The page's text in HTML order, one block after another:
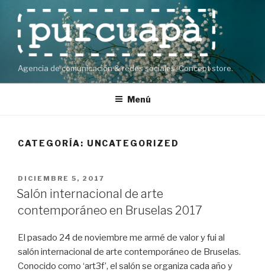
contenido
Agencia de comunicación & redes sociales. Concept store.
Menú
CATEGORÍA: UNCATEGORIZED
PUBLICADO
EL
DICIEMBRE 5, 2017
Salón internacional de arte
contemporáneo en Bruselas 2017
El pasado 24 de noviembre me armé de valor y fui al
salón internacional de arte contemporáneo de Bruselas.
Conocido como ‘art3f’, el salón se organiza cada año y